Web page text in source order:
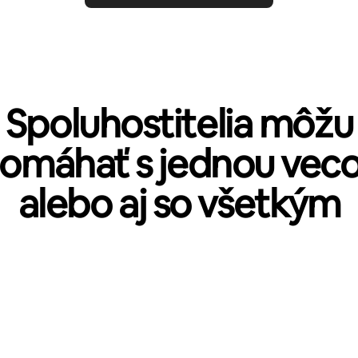
Spoluhostitelia môžu
s jednou
alebo aj so všetkým